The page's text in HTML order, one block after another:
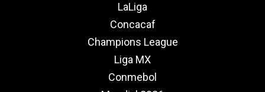
LaLiga
Concacaf
Champions League
Liga MX
Conmebol